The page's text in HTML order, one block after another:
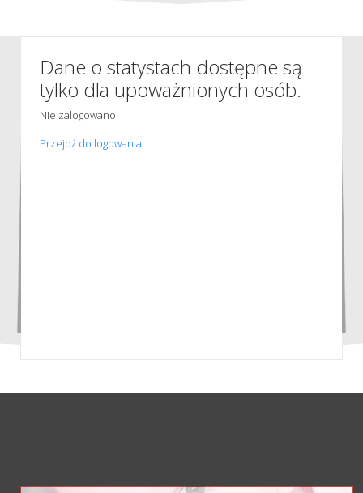
Dane o statystach dostępne są
tylko dla upoważnionych osób.
Nie zalogowano
Przejdź do logowania